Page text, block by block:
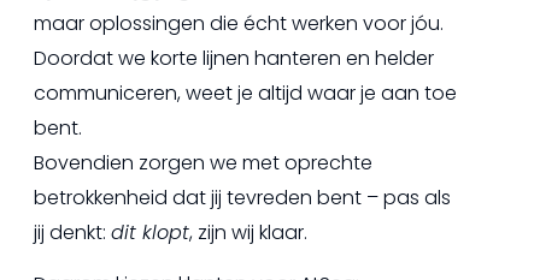
maar oplossingen die écht werken voor jóu.
Doordat we korte lijnen hanteren en helder
communiceren, weet je altijd waar je aan toe
bent.
Bovendien zorgen we met oprechte
betrokkenheid dat jij tevreden bent – pas als
jij denkt: dit klopt, zijn wij klaar.